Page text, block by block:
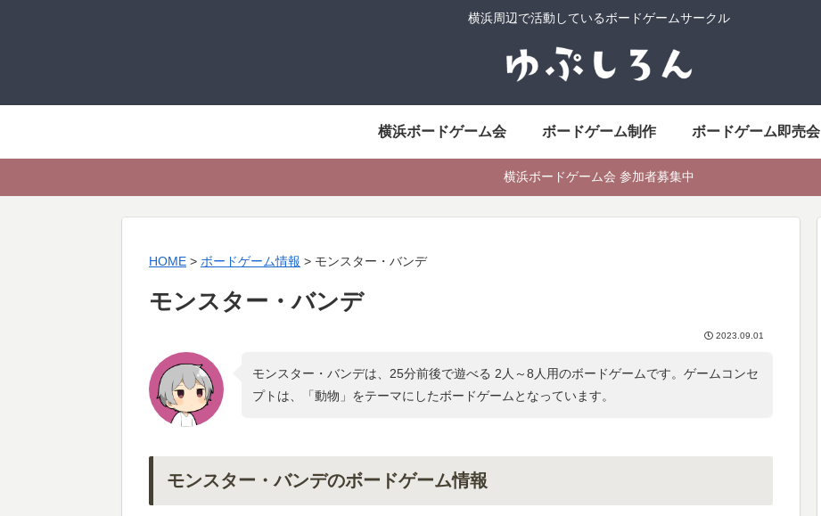
横浜周辺で活動しているボードゲームサークル
横浜ボードゲーム会 ボードゲーム制作 ボードゲーム即売会
横浜ボードゲーム会 参加者募集中
HOME > ボードゲーム情報 > モンスター・バンデ
モンスター・バンデ
2023.09.01
モンスター・バンデは、25分前後で遊べる 2人～8人用のボードゲームです。ゲームコンセ
プトは、「動物 」をテーマにしたボードゲームとなっています。
モンスター・バンデのボードゲーム情報